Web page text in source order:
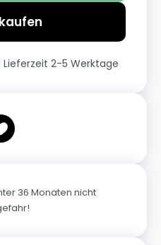
Lieferzeit 2-5 Werktage
36 Monaten nicht